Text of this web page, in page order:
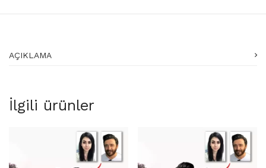
AÇIKLAMA
İlgili ürünler